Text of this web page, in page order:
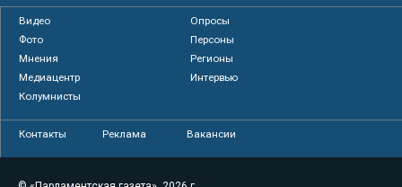
Видео
Опросы
Фото
Персоны
Мнения
Регионы
Медиацентр
Интервью
Колумнисты
Контакты Реклама Вакансии